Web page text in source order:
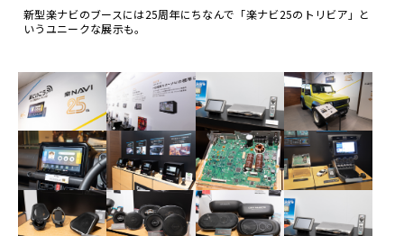
新型楽ナビのブースには25周年にちなんで「楽ナビ25のトリビア」と
いうユニークな展示も。